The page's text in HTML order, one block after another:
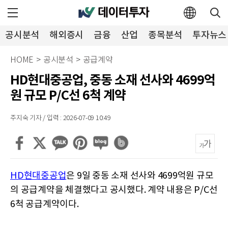
공시분석 해외증시 금융 산업 종목분석 투자뉴스
HOME > 공시분석 > 공급계약
HD현대중공업, 중동 소재 선사와 4699억
원 규모 P/C선 6척 계약
주지숙 기자 / 입력 : 2026-07-09 10:49
HD현대중공업은 9일 중동 소재 선사와 4699억원 규모
의 공급계약을 체결했다고 공시했다. 계약 내용은 P/C선
6척 공급계약이다.